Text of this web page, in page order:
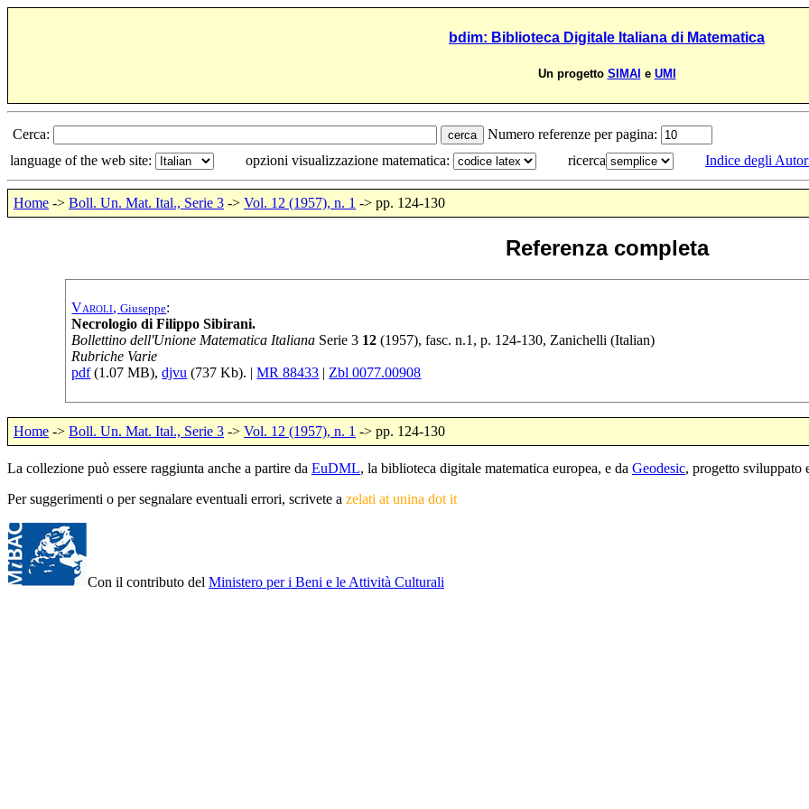
bdim: Biblioteca Digitale Italiana di Matematica
Un progetto SIMAI e UMI
Cerca:
Numero referenze per pagina:
language of the web site:
opzioni visualizzazione matematica: ricerca Indice degli
Home -> Boll. Un. Mat. Ital., Serie 3 -> Vol. 12 (1957), n. 1 -> pp. 124-130
Referenza completa
Varoli,Giuseppe:
Necrologio di Filippo Sibirani.
Bollettino dell'Unione Matematica Italiana Serie3 12 (1957), fasc. n.1, p. 124-130, Zanichelli (Italian)
Rubriche Varie
pdf(1.07 MB),djvu (737 Kb). |MR 88433 | Zbl 0077.00908
Home -> Boll. Un. Mat. Ital., Serie 3 -> Vol. 12 (1957), n. 1 -> pp. 124-130
La collezione può essere raggiunta anche a partire da EuDML, la biblioteca digitale matematica europea, e da Geodesic, progetto sviluppato
Per suggerimenti o per segnalare eventuali errori, scrivete a zelati at unina dot it
Con il contributo del Ministero per i Beni e le Attività Culturali